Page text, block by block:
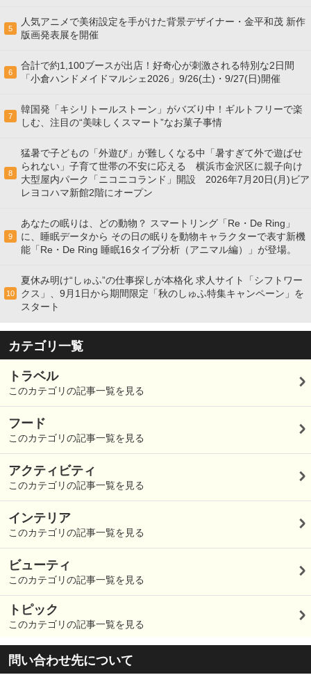
5
人気アニメで美術設定を手がけた背景デザイナー・金平和茂 新作
版画発表展を開催
6
合計で約1,100ブースが出店！好奇心が刺激される特別な2日間
「小倉ハンドメイドマルシェ2026」9/26(土)・9/27(日)開催
7
韓国発「キシリトールストーン」がバズり中！ギルトフリーで楽
しむ、注目の“美味しくスマート”なお菓子事情
8
猛暑で子どもの「外遊び」が難しくなる中「暑すぎて外で遊ばせ
られない」子育て世帯の不安に応える 横浜市金沢区に親子向け
大型屋内パーク「ニコニコランド」開設 2026年7月20日(月)ビア
レヨコハマ新館2階にオープン
9
あなたの眠りは、どの動物？ スマートリング「Re・De Ring」
に、睡眠データから その日の眠りを動物キャラクターで表す新機
能「Re・De Ring 睡眠16タイプ分析（アニマル編）」が登場。
10
夏休み明け“しゅふ”の仕事探しが本格化 求人サイト「シフトワー
クス」、9月1日から期間限定「秋のしゅふ特集キャンペーン」を
スタート
カテゴリ一覧
トラベル
このカテゴリの記事一覧を見る
フード
このカテゴリの記事一覧を見る
アクティビティ
このカテゴリの記事一覧を見る
インテリア
このカテゴリの記事一覧を見る
ビューティ
このカテゴリの記事一覧を見る
トピック
このカテゴリの記事一覧を見る
問い合わせ先について